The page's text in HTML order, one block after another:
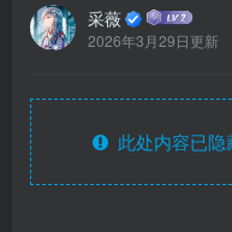
采薇
2026年3月29日更新
此处内容已隐